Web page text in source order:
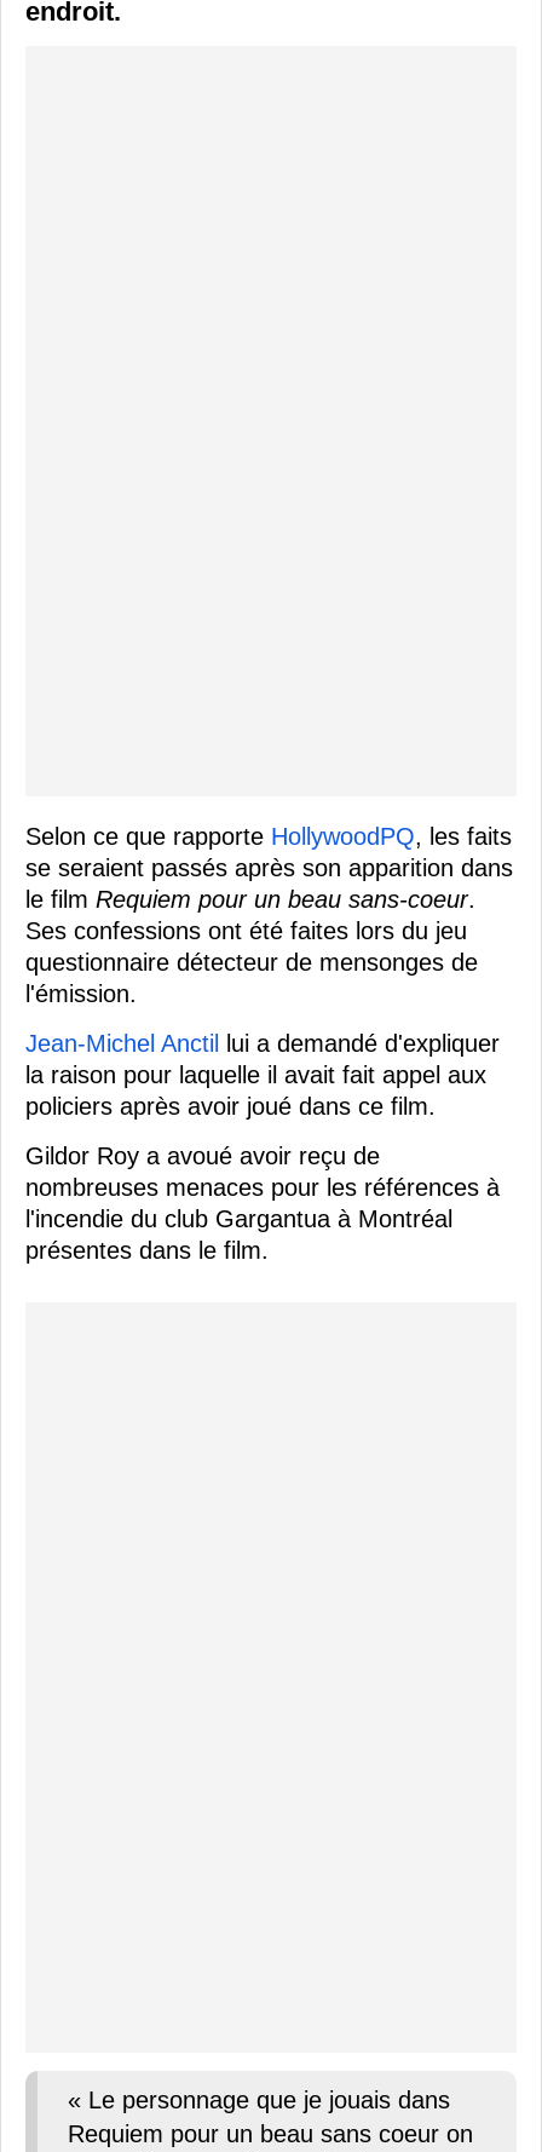
endroit.
Selon ce que rapporte HollywoodPQ, les faits
se seraient passés après son apparition dans
le film Requiem pour un beau sans-coeur.
Ses confessions ont été faites lors du jeu
questionnaire détecteur de mensonges de
l'émission.
Jean-Michel Anctil lui a demandé d'expliquer
la raison pour laquelle il avait fait appel aux
policiers après avoir joué dans ce film.
Gildor Roy a avoué avoir reçu de
nombreuses menaces pour les références à
l'incendie du club Gargantua à Montréal
présentes dans le film.
« Le personnage que je jouais dans
Requiem pour un beau sans coeur on